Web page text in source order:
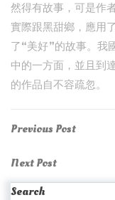
然得有故事，可是作
實際跟黑甜鄉，應用
了“美好”的故事。我
中的一方面，並且到
的作品自不容疏忽。
Post
navigation
Previous
Previous Post
Next
Post
Next Post
Search